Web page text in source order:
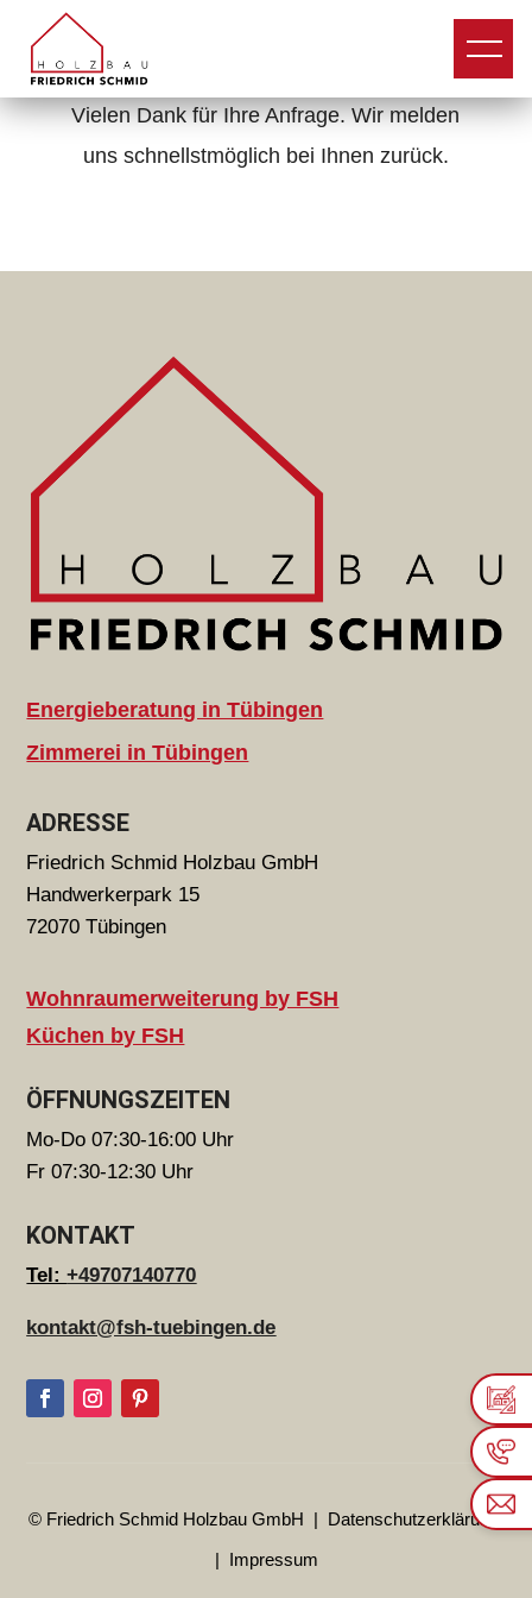
Vielen Dank für Ihre Anfrage. Wir melden
uns schnellstmöglich bei Ihnen zurück.
Energieberatung in Tübingen
Zimmerei in Tübingen
ADRESSE
Friedrich Schmid Holzbau GmbH
Handwerkerpark 15
72070 Tübingen
Wohnraumerweiterung by FSH
Küchen by FSH
ÖFFNUNGSZEITEN
Mo-Do 07:30-16:00 Uhr
Fr 07:30-12:30 Uhr
KONTAKT
Tel:+49707140770
kontakt@fsh-tuebingen.de
© Friedrich Schmid Holzbau GmbH | Datenschutzerklärung
| Impressum